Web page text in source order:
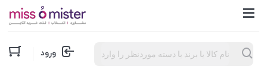
Products
search ورود